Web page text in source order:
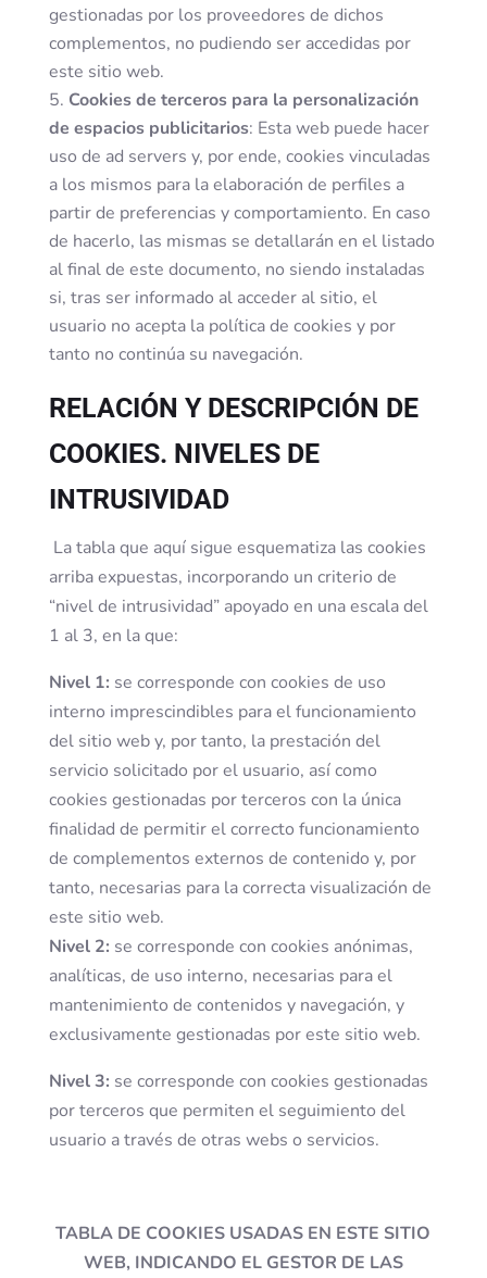
gestionadas por los proveedores de dichos
complementos, no pudiendo ser accedidas por
este sitio web.
Cookies de terceros para la personalización
de espacios publicitarios: Esta web puede hacer
uso de ad servers y, por ende, cookies vinculadas
a los mismos para la elaboración de perfiles a
partir de preferencias y comportamiento. En caso
de hacerlo, las mismas se detallarán en el listado
al final de este documento, no siendo instaladas
si, tras ser informado al acceder al sitio, el
usuario no acepta la política de cookies y por
tanto no continúa su navegación.
RELACIÓN Y DESCRIPCIÓN DE
COOKIES. NIVELES DE
INTRUSIVIDAD
La tabla que aquí sigue esquematiza las cookies
arriba expuestas, incorporando un criterio de
“nivel de intrusividad” apoyado en una escala del
1 al 3, en la que:
Nivel 1: se corresponde con cookies de uso
interno imprescindibles para el funcionamiento
del sitio web y, por tanto, la prestación del
servicio solicitado por el usuario, así como
cookies gestionadas por terceros con la única
finalidad de permitir el correcto funcionamiento
de complementos externos de contenido y, por
tanto, necesarias para la correcta visualización de
este sitio web.
Nivel 2: se corresponde con cookies anónimas,
analíticas, de uso interno, necesarias para el
mantenimiento de contenidos y navegación, y
exclusivamente gestionadas por este sitio web.
Nivel 3: se corresponde con cookies gestionadas
por terceros que permiten el seguimiento del
usuario a través de otras webs o servicios.
TABLA DE COOKIES USADAS EN ESTE SITIO
WEB, INDICANDO EL GESTOR DE LAS